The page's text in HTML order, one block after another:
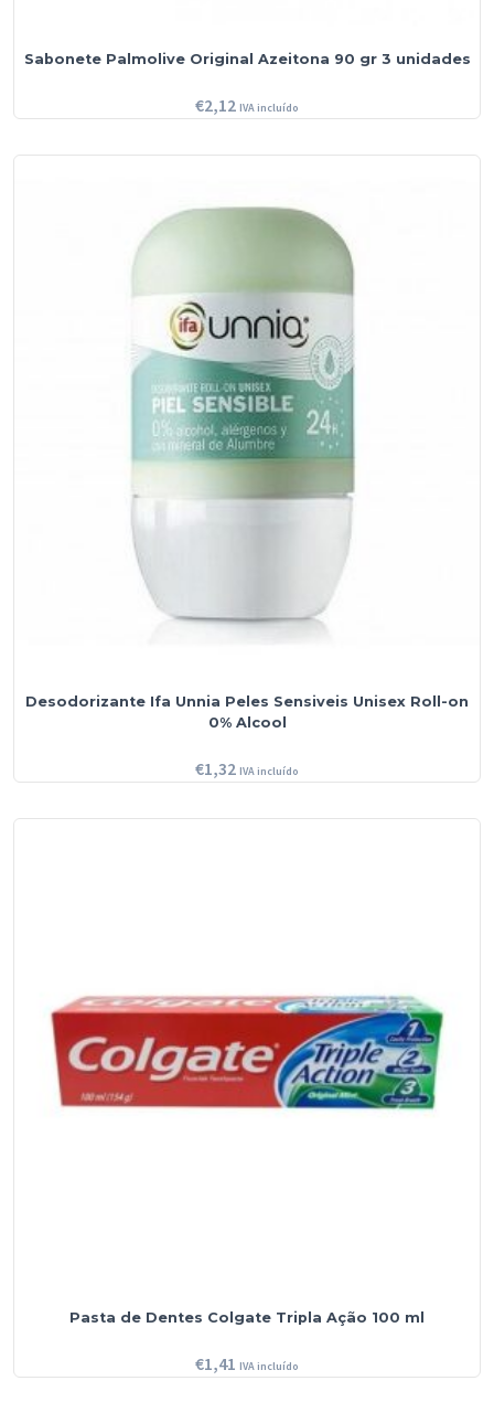
Sabonete Palmolive Original Azeitona 90 gr 3 unidades
€2,12 IVA incluído
Desodorizante Ifa Unnia Peles Sensiveis Unisex Roll-on
0% Alcool
€1,32 IVA incluído
Pasta de Dentes Colgate Tripla Ação 100 ml
€1,41 IVA incluído